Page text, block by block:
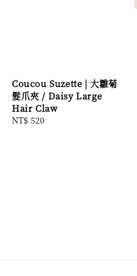
Coucou Suzette | 大雛菊
髮爪夾 / Daisy Large
Hair Claw
Regular
NT$ 520